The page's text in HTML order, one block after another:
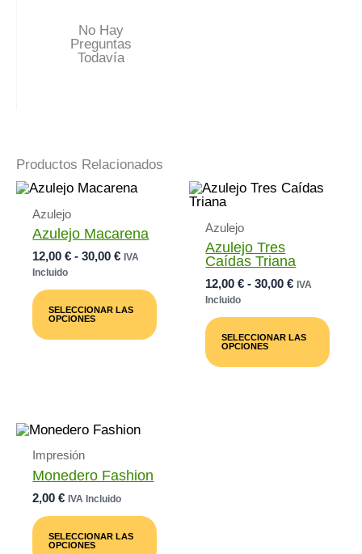
No Hay
Preguntas
Todavía
Productos Relacionados
Azulejo
Azulejo Macarena
12,00€ - 30,00€Rango
Precios:
Desde
12,00 €
Hasta
IVA
Incluido
SELECCIONAR LAS
OPCIONES
Producto
Múltiples
Azulejo
Azulejo Tres
Caídas Triana
12,00€ - 30,00€Rango
Precios:
Desde
12,00 €
Hasta
IVA
Incluido
SELECCIONAR LAS
OPCIONES
Impresión
Monedero Fashion
2,00€ IVA Incluido
SELECCIONAR LAS
OPCIONES
Producto